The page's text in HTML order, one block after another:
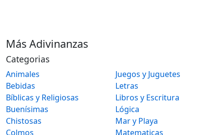
Más Adivinanzas
Categorias
Animales
Bebidas
Bíblicas y Religiosas
Buenísimas
Chistosas
Colmos
Juegos y Juguetes
Letras
Libros y Escritura
Lógica
Mar y Playa
Matematicas